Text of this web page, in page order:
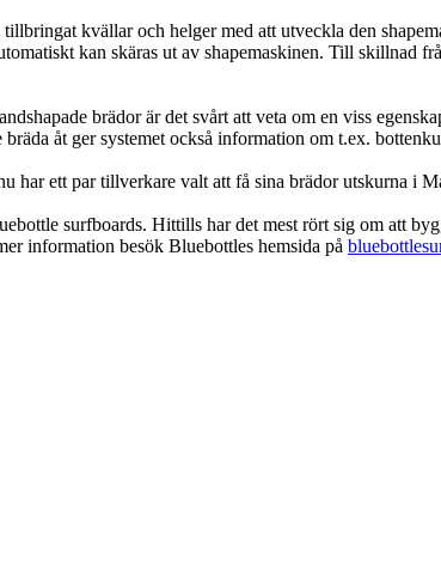
kvällar och helger med att utveckla den
kan skäras ut av shapemaskinen. Till skillnad
brädor är det svårt att veta om en viss
åt ger systemet också information om t.ex.
har ett par tillverkare valt att få sina brädor utskurna i
surfboards. Hittills har det mest rört sig om att
information besök Bluebottles hemsida på